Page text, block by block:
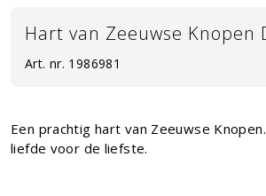
Hart van Zeeuwse Knopen
Art. nr. 1986981
Een prachtig hart van Zeeuwse
liefde voor de liefste.